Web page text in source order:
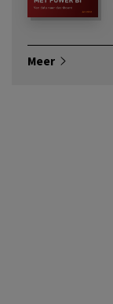
Meer